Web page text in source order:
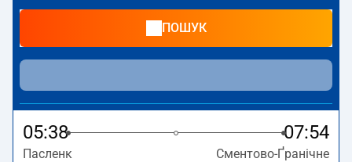
довший час подорожі. Потяг завершує маршрут на
ПОШУК
05:38 07:54
Пасленк Сментово-Ґранічне